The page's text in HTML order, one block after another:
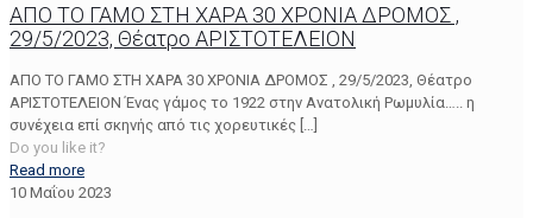
ΑΠΟ ΤΟ ΓΑΜΟ ΣΤΗ ΧΑΡΑ 30 ΧΡΟΝΙΑ ΔΡΟΜΟΣ ,
29/5/2023, Θέατρο ΑΡΙΣΤΟΤΕΛΕΙΟΝ
ΑΠΟ ΤΟ ΓΑΜΟ ΣΤΗ ΧΑΡΑ 30 ΧΡΟΝΙΑ ΔΡΟΜΟΣ , 29/5/2023, Θέατρο
ΑΡΙΣΤΟΤΕΛΕΙΟΝ Ένας γάμος το 1922 στην Ανατολική Ρωμυλία….. η
συνέχεια επί σκηνής από τις χορευτικές […]
Do you like it?
Read more
10 Μαΐου 2023